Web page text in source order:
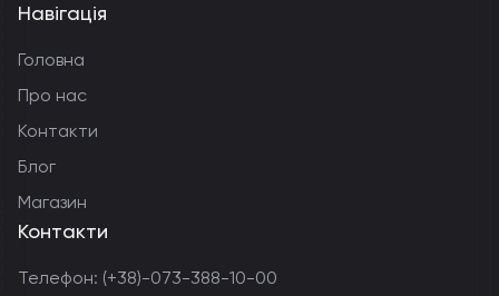
Навігація
Головна
Про нас
Контакти
Блог
Магазин
Контакти
Телефон: (+38)-073-388-10-00